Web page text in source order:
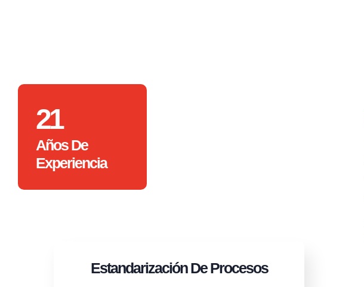
21
Años De
Experiencia
EstandarizaciónDe Procesos